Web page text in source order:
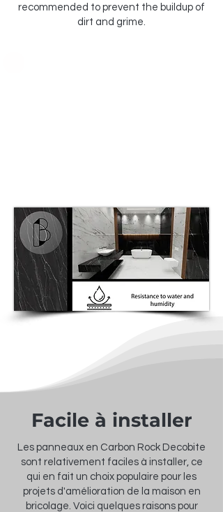
recommended to prevent the buildup of
dirt and grime.
Facile à installer
Les panneaux en Carbon Rock Decobite
sont relativement faciles à installer, ce
qui en fait un choix populaire pour les
projets d'amélioration de la maison en
bricolage. Voici quelques raisons pour